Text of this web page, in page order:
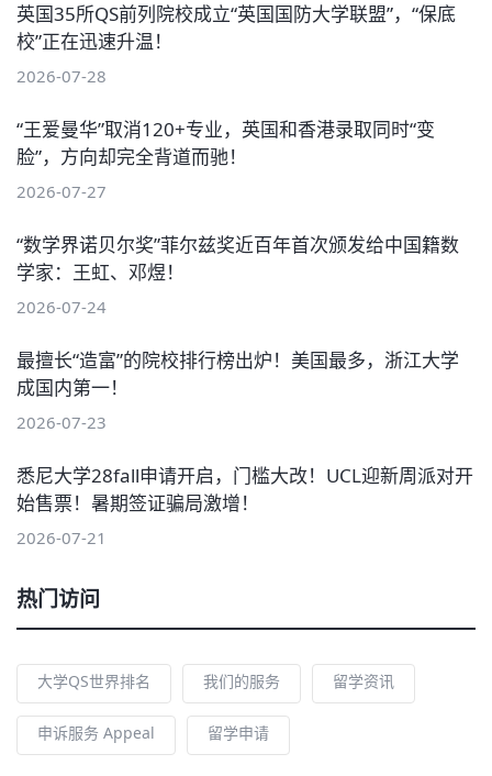
英国35所QS前列院校成立“英国国防大学联盟”，“保底
校”正在迅速升温！
2026-07-28
“王爱曼华”取消120+专业，英国和香港录取同时“变
脸”，方向却完全背道而驰！
2026-07-27
“数学界诺贝尔奖”菲尔兹奖近百年首次颁发给中国籍数
学家：王虹、邓煜！
2026-07-24
最擅长“造富”的院校排行榜出炉！美国最多，浙江大学
成国内第一！
2026-07-23
悉尼大学28fall申请开启，门槛大改！UCL迎新周派对开
始售票！暑期签证骗局激增！
2026-07-21
热门访问
大学QS世界排名 我们的服务 留学资讯
申诉服务 Appeal 留学申请